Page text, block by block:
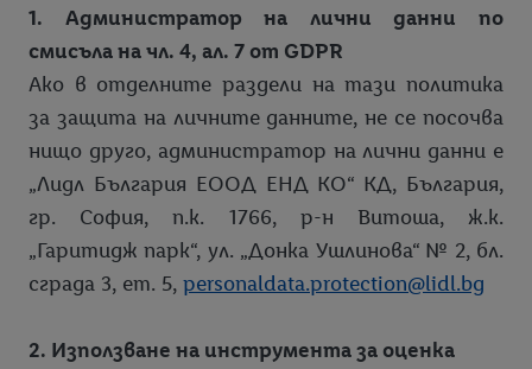
Защита на личните данни - Анкета
Политика за защита на личните данни във връзка с
играта „Твоето мнение“
Нормативно съответствие
Лидл България Импресум
Lidl App Импресум
Reload
Анкета
1. Администратор на лични данни по
смисъла на чл. 4, ал. 7 от GDPR
Ако в отделните раздели на тази политика
за защита на личните данните, не се посочва
нищо друго, администратор на лични данни е
„Лидл България ЕООД ЕНД КО“ КД, България,
гр. София, п.к. 1766, р-н Витоша, ж.к.
„Гаритидж парк“, ул. „Донка Ушлинова“ № 2, бл.
сграда 3, ет. 5, personaldata.protection@lidl.bg
2. Използване на инструмента за оценка